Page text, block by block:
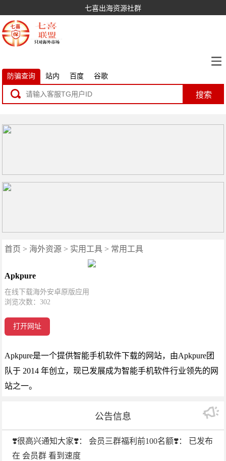
七喜出海资源社群
防骗查询 站内 百度 谷歌
搜索
首页 > 海外资源 > 实用工具 > 常用工具
Apkpure
在线下载海外安卓原版应用
浏览次数：302
打开网址
Apkpure是一个提供智能手机软件下载的网站，由Apkpure团
队于 2014 年创立，现已发展成为智能手机软件行业领先的网
站之一。
公告信息
❣️很高兴通知大家❣️： 会员三群福利前100名额❣️： 已发布
在 会员群 看到速度